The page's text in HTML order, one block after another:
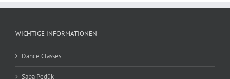
WICHTIGE INFORMATIONEN
Dance Classes
Saba Pedük